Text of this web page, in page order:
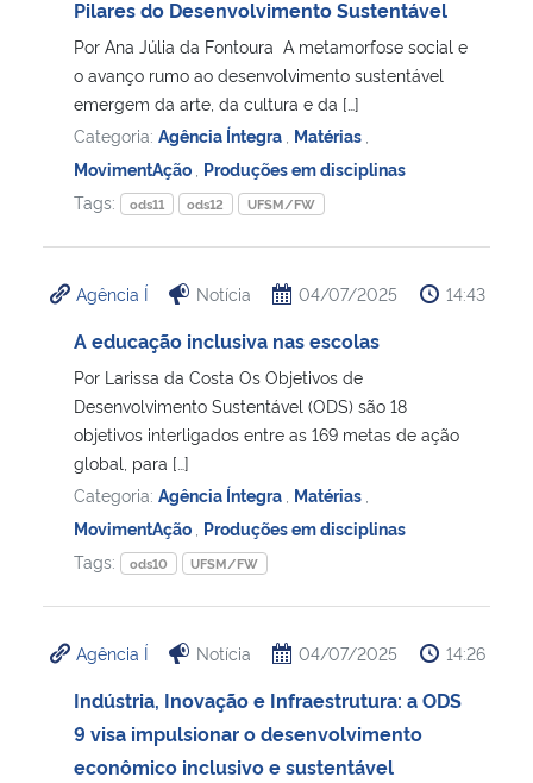
Pilares do Desenvolvimento Sustentável
Por Ana Júlia da Fontoura A metamorfose social e
o avanço rumo ao desenvolvimento sustentável
emergem da arte, da cultura e da […]
Categoria: Agência Íntegra Matérias
MovimentAção Produções em disciplinas
Tags:
ods11 ods12 UFSM/FW
Agência Í Notícia 04/07/2025 14:43
A educação inclusiva nas escolas
Por Larissa da Costa Os Objetivos de
Desenvolvimento Sustentável (ODS) são 18
objetivos interligados entre as 169 metas de ação
global, para […]
Categoria: Agência Íntegra Matérias
MovimentAção Produções em disciplinas
Tags:
ods10 UFSM/FW
Agência Í Notícia 04/07/2025 14:26
Indústria, Inovação e Infraestrutura: a ODS
9 visa impulsionar o desenvolvimento
econômico inclusivo e sustentável